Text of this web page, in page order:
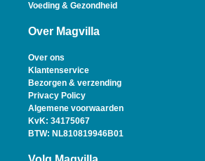
Voeding & Gezondheid
Over Magvilla
Over ons
Klantenservice
Bezorgen & verzending
Privacy Policy
Algemene voorwaarden
KvK: 34175067
BTW: NL810819946B01